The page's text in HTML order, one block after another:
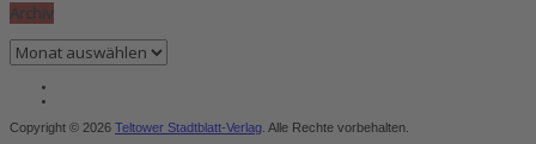
Archiv
Archiv
Copyright © 2026 Teltower Stadtblatt-Verlag . Alle Rechte vorbehalten.